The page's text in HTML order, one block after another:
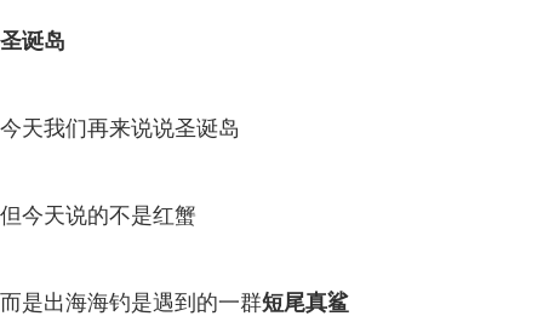
圣诞岛
今天我们再来说说圣诞岛
但今天说的不是红蟹
而是出海海钓是遇到的一群短尾真鲨